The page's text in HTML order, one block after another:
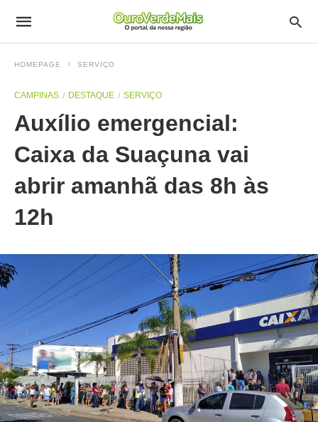
HOMEPAGE SERVIÇO
CAMPINAS DESTAQUE SERVIÇO
Auxílio emergencial:
Caixa da Suaçuna vai
abrir amanhã das 8h às
12h